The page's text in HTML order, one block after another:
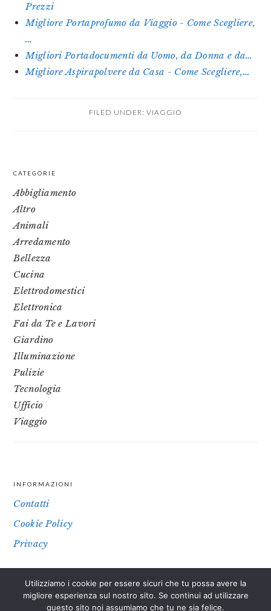
Prezzi
Migliore Portaprofumo da Viaggio - Come Scegliere,
…
Migliori Portadocumenti da Uomo, da Donna e da…
Migliore Aspirapolvere da Casa - Come Scegliere,…
FILED UNDER: VIAGGIO
PRIMARY
SIDEBAR
CATEGORIE
Abbigliamento
Altro
Animali
Arredamento
Bellezza
Cucina
Elettrodomestici
Elettronica
Fai da Te e Lavori
Giardino
Illuminazione
Pulizie
Tecnologia
Ufficio
Viaggio
FOOTER
INFORMAZIONI
Contatti
Cookie Policy
Privacy
IL SITO PARTECIPA A PROGRAMMI DI AFFILIAZIONE COME IL
PROGRAMMA AFFILIAZIONE AMAZON EU, UN PROGRAMMA DI
Utilizziamo i cookie per essere sicuri che tu possa avere la
migliore esperienza sul nostro sito. Se continui ad utilizzare
questo sito noi assumiamo che tu ne sia felice.